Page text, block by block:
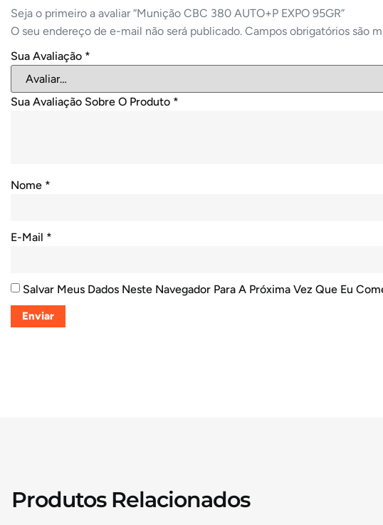
Seja o primeiro a avaliar “Munição CBC 380 AUTO+P EXPO 95GR”
O seu endereço de e-mail não será publicado. Campos obrigatórios são
Sua Avaliação *
Sua Avaliação Sobre O Produto *
Nome *
E-Mail *
Salvar Meus Dados Neste Navegador Para A Próxima Vez Que Eu
Produtos Relacionados